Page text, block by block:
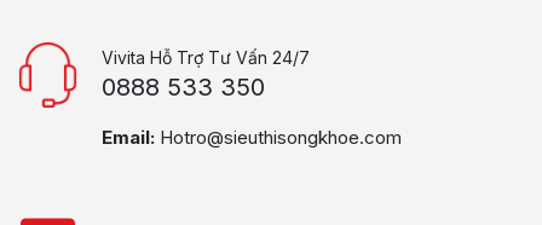
Vivita Hỗ Trợ Tư Vấn 24/7
0888 533 350
Email: Hotro@sieuthisongkhoe.com